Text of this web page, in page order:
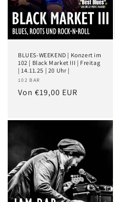
BLUES-WEEKEND | Konzert im
102 | Black Market III | Freitag
| 14.11.25 | 20 Uhr |
102 BAR
Von €19,00 EUR